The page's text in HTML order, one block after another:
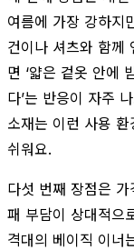
여름에 가장 강하지
건이나 셔츠와 함께
면 ‘얇은 겉옷 안에
다’는 반응이 자주
소재는 이런 사용
쉬워요.
다섯 번째 장점은
패 부담이 상대적으
격대의 베이직 이너